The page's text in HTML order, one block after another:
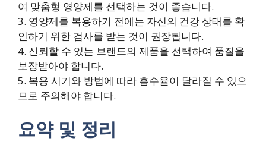
여 맞춤형 영양제를 선택하는 것이 좋습니다.
3. 영양제를 복용하기 전에는 자신의 건강 상태를 확
인하기 위한 검사를 받는 것이 권장됩니다.
4. 신뢰할 수 있는 브랜드의 제품을 선택하여 품질을
보장받아야 합니다.
5. 복용 시기와 방법에 따라 흡수율이 달라질 수 있으
므로 주의해야 합니다.
요약 및 정리